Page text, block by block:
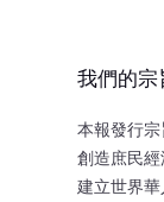
我們的宗
本報發行
創造庶民
建立世界華